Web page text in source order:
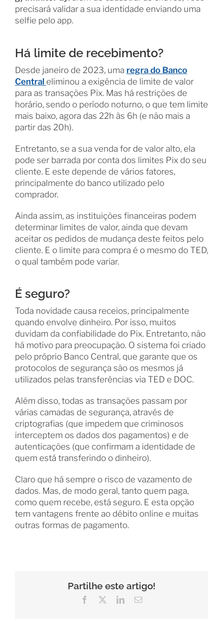
precisará validar a sua identidade enviando uma
selfie pelo app.
Há limite de recebimento?
Desde janeiro de 2023, uma regra do Banco
Central eliminou a exigência de limite de valor
para as transações Pix. Mas há restrições de
horário, sendo o período noturno, o que tem limite
mais baixo, agora das 22h às 6h (e não mais a
partir das 20h).
Entretanto, se a sua venda for de valor alto, ela
pode ser barrada por conta dos limites Pix do seu
cliente. E este depende de vários fatores,
principalmente do banco utilizado pelo
comprador.
Ainda assim, as instituições financeiras podem
determinar limites de valor, ainda que devam
aceitar os pedidos de mudança deste feitos pelo
cliente. E o limite para compra é o mesmo do TED,
o qual também pode variar.
É seguro?
Toda novidade causa receios, principalmente
quando envolve dinheiro. Por isso, muitos
duvidam da confiabilidade do Pix. Entretanto, não
há motivo para preocupação. O sistema foi criado
pelo próprio Banco Central, que garante que os
protocolos de segurança são os mesmos já
utilizados pelas transferências via TED e DOC.
Além disso, todas as transações passam por
várias camadas de segurança, através de
criptografias (que impedem que criminosos
interceptem os dados dos pagamentos) e de
autenticações (que confirmam a identidade de
quem está transferindo o dinheiro).
Claro que há sempre o risco de vazamento de
dados. Mas, de modo geral, tanto quem paga,
como quem recebe, está seguro. E esta opção
tem vantagens frente ao débito online e muitas
outras formas de pagamento.
Partilhe este artigo!
Facebook LinkedInEmail